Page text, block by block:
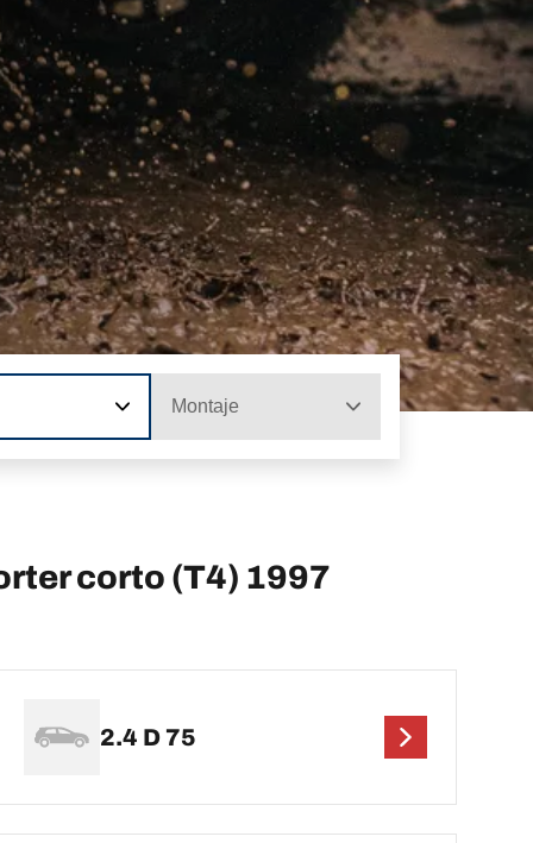
Montaje
corto (T4) 1997
2.4 D 75